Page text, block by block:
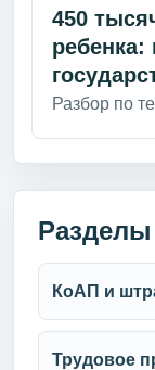
450
ребенка:
Разбор по
Разделы
КоАП и
Трудовое